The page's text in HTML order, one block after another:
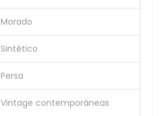
Morado
Sintético
Persa
Vintage contemporáneas